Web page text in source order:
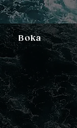
Boka